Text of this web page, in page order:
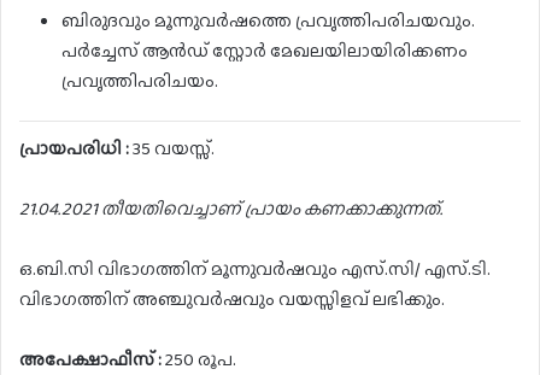
ബിരുദവും മൂന്നുവർഷത്തെ പ്രവൃത്തിപരിചയവും.
പർച്ചേസ് ആൻഡ് സ്റ്റോർ മേഖലയിലായിരിക്കണം
പ്രവൃത്തിപരിചയം.
പ്രായപരിധി :35 വയസ്സ്.
21.04.2021 തീയതിവെച്ചാണ് പ്രായം കണക്കാക്കുന്നത്.
ഒ.ബി.സി വിഭാഗത്തിന് മൂന്നുവർഷവും എസ്.സി/ എസ്.ടി.
വിഭാഗത്തിന് അഞ്ചുവർഷവും വയസ്സിളവ് ലഭിക്കും.
അപേക്ഷാഫീസ് :250 രൂപ.